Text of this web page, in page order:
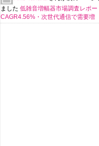
ました 低雑音増幅器市場調査レポー
CAGR4.56%・次世代通信で需要増